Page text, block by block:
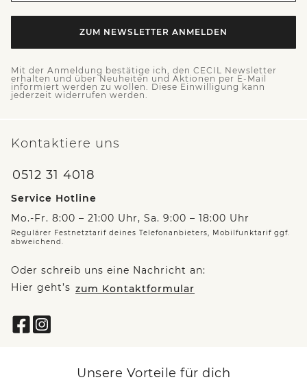
ZUM NEWSLETTER ANMELDEN
Mit der Anmeldung bestätige ich, den CECIL Newsletter
erhalten und über Neuheiten und Aktionen per E-Mail
informiert werden zu wollen. Diese Einwilligung kann
jederzeit widerrufen werden.
Kontaktiere uns
0512 31 4018
Service Hotline
Mo.-Fr. 8:00 – 21:00 Uhr, Sa. 9:00 – 18:00 Uhr
Regulärer Festnetztarif deines Telefonanbieters, Mobilfunktarif ggf.
abweichend.
Oder schreib uns eine Nachricht an:
Hier geht’s zum Kontaktformular
Unsere Vorteile für dich